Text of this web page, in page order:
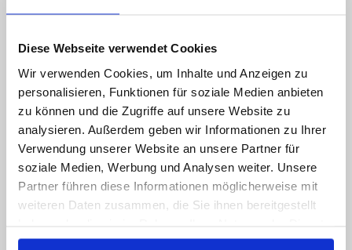
Diese Webseite verwendet Cookies
Wir verwenden Cookies, um Inhalte und Anzeigen zu
personalisieren, Funktionen für soziale Medien anbieten
zu können und die Zugriffe auf unsere Website zu
analysieren. Außerdem geben wir Informationen zu Ihrer
Verwendung unserer Website an unsere Partner für
soziale Medien, Werbung und Analysen weiter. Unsere
Partner führen diese Informationen möglicherweise mit
weiteren Daten zusammen, die Sie ihnen bereitgestellt
gesammelt haben.
Rufen Sie uns an, senden Sie uns eine E-Mail,
schnellstmöglich eine Antwort
089 - 41 61 08 780
(9:30-14:00 16:00-19:00)
info@rbs-handel.de
Facebook